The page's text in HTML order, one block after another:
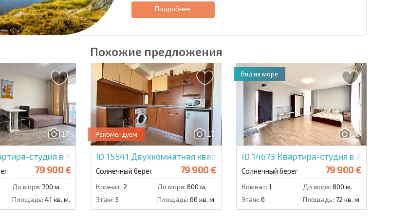
Подробнее
Похожие предложения
17
студия в Каскадас
79 900 €
До моря: 700 м.
Площадь: 41 кв. м.
17
Рекомендуем
ID 15541 Двухкомнатная квартира в Гранд Камелия
Солнечный берег 79 900 €
Комнат: 2 До моря: 800 м.
Этаж: 5 Площадь: 66 кв. м.
26
ID 14673 Квартира-студия в Амадеус 11
Солнечный берег 79 900 €
Комнат: 1 До моря: 800 м.
Этаж: 6 Площадь: 72 кв. м.
Вид на море